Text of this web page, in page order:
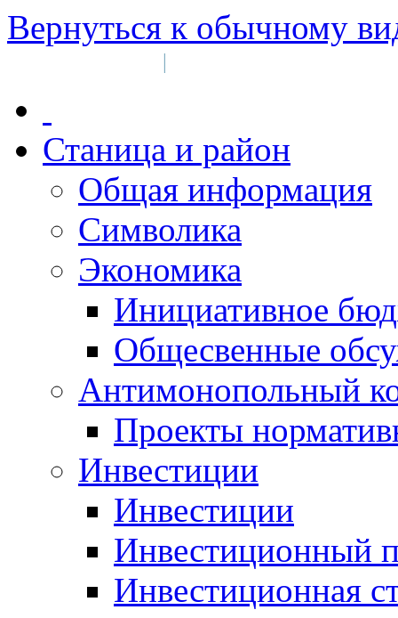
Вернуться к обычному
|
Станица и район
Общая информация
Символика
Экономика
Инициативное
Общесвенные
Антимонопольный
Проекты
Инвестиции
Инвестиции
Инвестиционный
Инвестиционная